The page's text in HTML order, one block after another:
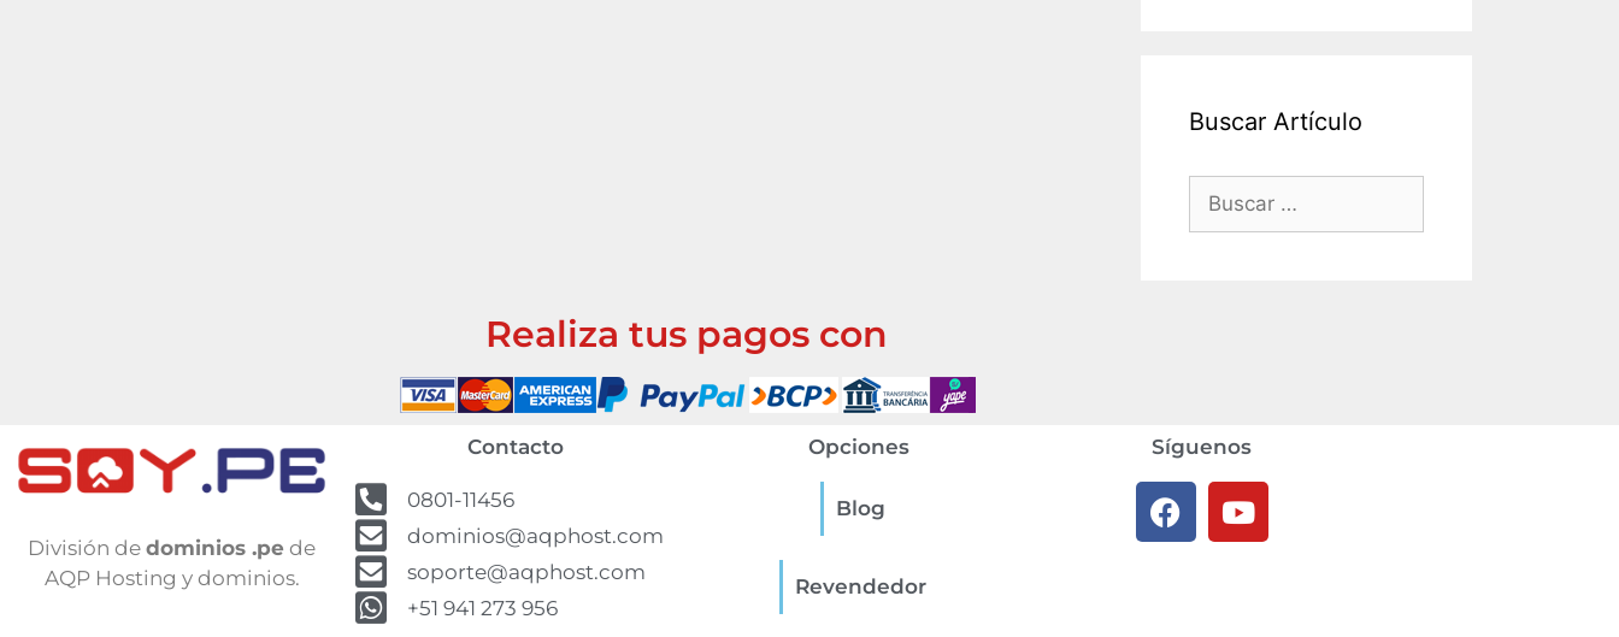
Buscar Artículo
Realiza tus pagos con
División de dominios .pe de
AQP Hosting y dominios.
Contacto
0801-11456
dominios@aqphost.com
soporte@aqphost.com
+51 941 273 956
Opciones
Blog
Revendedor
Síguenos